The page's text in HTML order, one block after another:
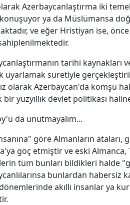
Azerbaycanlaştırma iki
ya da Müslümansa
ve eğer Hristiyan ise,
tarihi
uyarlamak suretiyle
olarak Azerbaycan'da komşu
bir yüzyıllık devlet politikası
da unutmayalım...
göre Almanların
göç etmiştir ve eski Almanca,
tüm bunları bildikleri halde
bunlardan habersiz
akıllı insanlar ya